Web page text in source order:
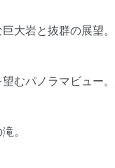
大岩と抜群の展望。
むパノラマビュー
。